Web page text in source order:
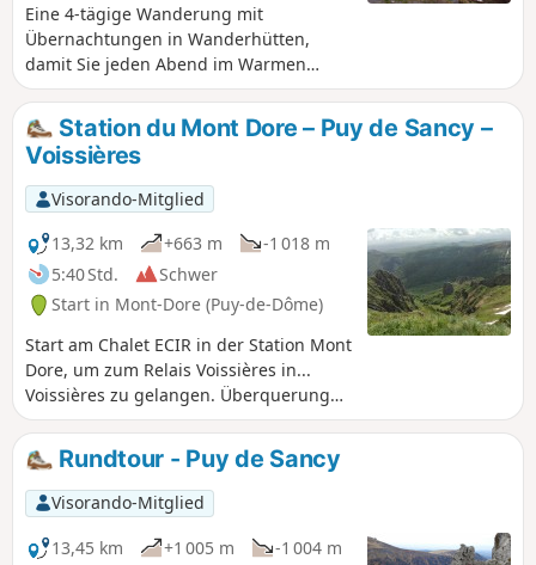
Eine 4-tägige Wanderung mit
Übernachtungen in Wanderhütten,
damit Sie jeden Abend im Warmen
schlafen können Die Route führt Sie auf
den Wanderwegen GR®4 und GR®30
durch das nationale Naturschutzgebiet
Chastreix-Sancy und das
Naturschutzgebiet des Chaudefour-Tals,
wo Sie die höchsten Gipfel des
Zentralmassivs und herrliche
Wasserfälle entdecken können, mit
einer kleinen Verschnaufpause am Lac
Chambon.
Station du Mont Dore – Puy de Sancy –
Voissières
Visorando-Mitglied
13,32 km
+663 m
-1 018 m
5:40 Std.
Schwer
Start in Mont-Dore (Puy-de-Dôme)
Start am Chalet ECIR in der Station Mont
Dore, um zum Relais Voissières in...
Voissières zu gelangen. Überquerung
der Bergkämme entlang des
Chaudefour-Tals. Der Aufstieg zum
Sancy kann sich als schwierig erweisen,
der Rest ist sehr einfach.
Rundtour - Puy de Sancy
Visorando-Mitglied
13,45 km
+1 005 m
-1 004 m